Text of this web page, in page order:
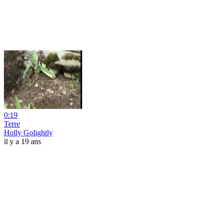
0:19
Terre
Holly Golightly
il y a 19 ans